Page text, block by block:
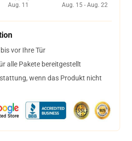
Aug. 11
Aug. 15 - Aug. 22
vor Ihre Tür
alle Pakete bereitgestellt
wenn das Produkt nicht